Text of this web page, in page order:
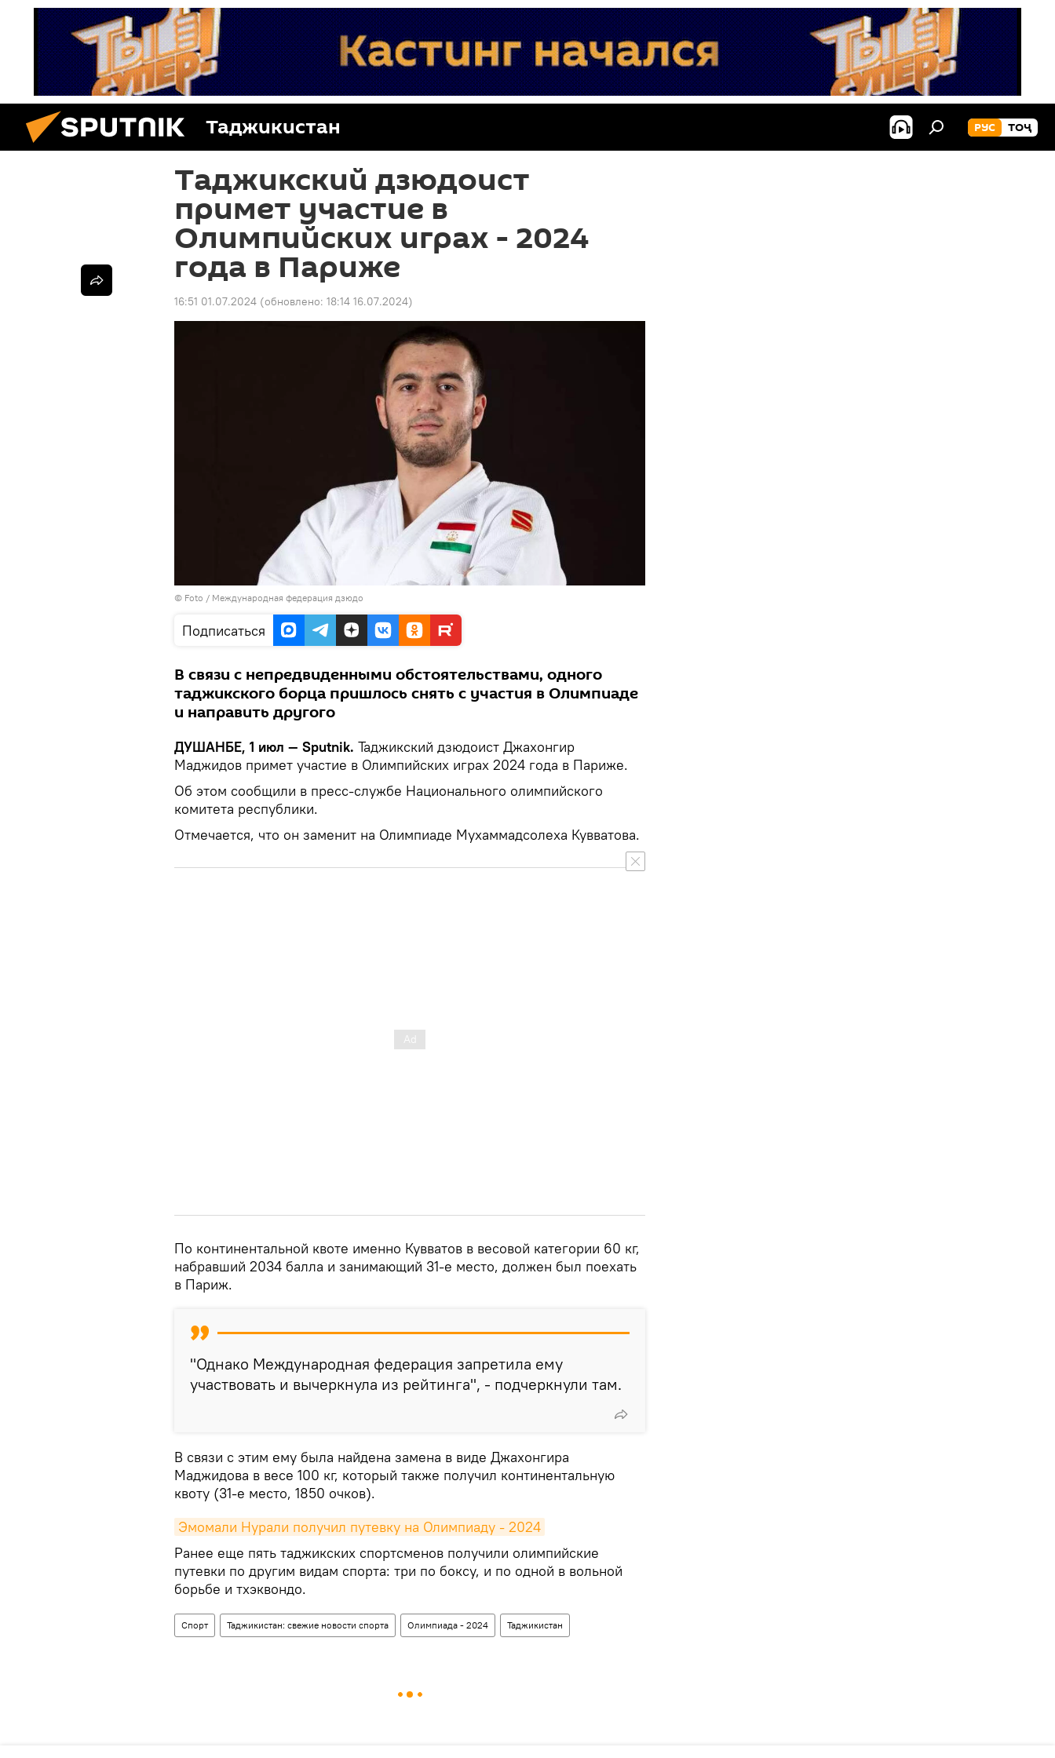
Таджикистан РУС ТОҶ
Таджикский дзюдоист
примет участие в
Олимпийских играх - 2024
года в Париже
16:51 01.07.2024 (обновлено: 18:14 16.07.2024)
© Foto / Международная федерация дзюдо
Подписаться
В связи с непредвиденными обстоятельствами, одного
таджикского борца пришлось снять с участия в Олимпиаде
и направить другого
ДУШАНБЕ, 1 июл — Sputnik. Таджикский дзюдоист Джахонгир
Маджидов примет участие в Олимпийских играх 2024 года в Париже.
Об этом сообщили в пресс-службе Национального олимпийского
комитета республики.
Отмечается, что он заменит на Олимпиаде Мухаммадсолеха Кувватова.
По континентальной квоте именно Кувватов в весовой категории 60 кг,
набравший 2034 балла и занимающий 31-е место, должен был поехать
в Париж.
"Однако Международная федерация запретила ему
участвовать и вычеркнула из рейтинга", - подчеркнули там.
В связи с этим ему была найдена замена в виде Джахонгира
Маджидова в весе 100 кг, который также получил континентальную
квоту (31-е место, 1850 очков).
Эмомали Нурали получил путевку на Олимпиаду - 2024
Ранее еще пять таджикских спортсменов получили олимпийские
путевки по другим видам спорта: три по боксу, и по одной в вольной
борьбе и тхэквондо.
Спорт Таджикистан: свежие новости спорта Олимпиада - 2024 Таджикистан